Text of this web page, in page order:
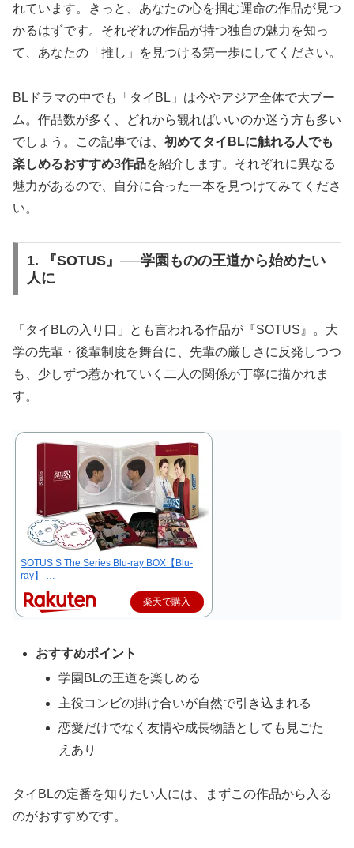
れています。きっと、あなたの心を掴む運命の作品が見つ
かるはずです。それぞれの作品が持つ独自の魅力を知っ
て、あなたの「推し」を見つける第一歩にしてください。
BLドラマの中でも「タイBL」は今やアジア全体で大ブー
ム。作品数が多く、どれから観ればいいのか迷う方も多い
でしょう。この記事では、 初めてタイBLに触れる人でも
楽しめるおすすめ3作品を紹介します。それぞれに異なる
魅力があるので、自分に合った一本を見つけてみてくださ
い。
1. 『SOTUS』──学園ものの王道から始めたい
人に
「タイBLの入り口」とも言われる作品が『SOTUS』。大
学の先輩・後輩制度を舞台に、先輩の厳しさに反発しつつ
も、少しずつ惹かれていく二人の関係が丁寧に描かれま
す。
SOTUS S The Series Blu-ray BOX【Blu-
ray】 …
楽天で購入
おすすめポイント
学園BLの王道を楽しめる
主役コンビの掛け合いが自然で引き込まれる
恋愛だけでなく友情や成長物語としても見ごた
えあり
タイBLの定番を知りたい人には、まずこの作品から入る
のがおすすめです。